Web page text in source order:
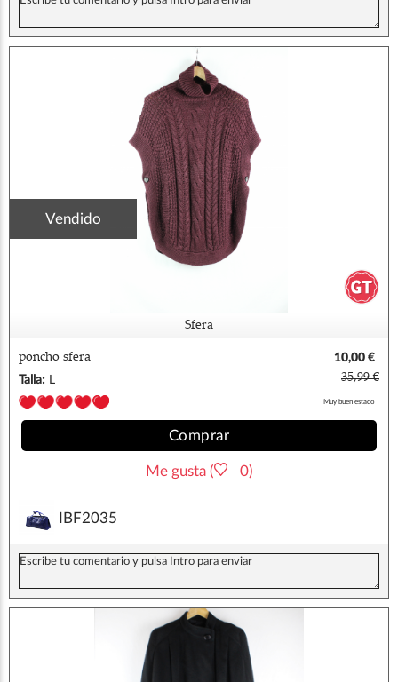
Vendido
Sfera
poncho sfera
10,00 €
Talla: L 35,99 €
Muy buen estado
Comprar
Me gusta ( 0)
IBF2035